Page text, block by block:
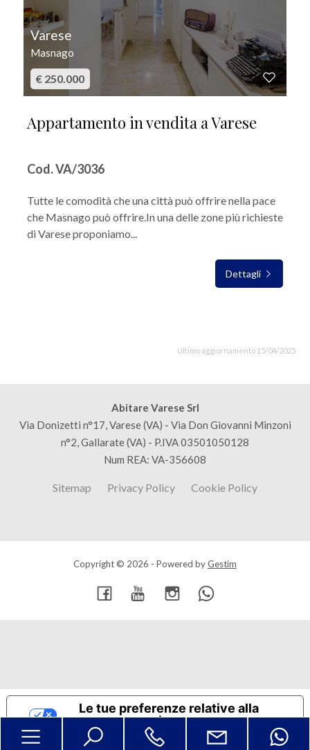
Varese
Masnago
€ 250.000
Appartamento in vendita a Varese
Cod. VA/3036
Tutte le comodità che una città può offrire nella pace
che Masnago può offrire.In una delle zone più richieste
di Varese proponiamo...
Dettagli
Ultimo aggiornamento 15/04/2025
Abitare Varese Srl
Via Donizetti n°17, Varese (VA) - Via Don Giovanni Minzoni
n°2, Gallarate (VA) - P.IVA 03501050128
Num REA: VA-356608
Sitemap Privacy Policy Cookie Policy
Copyright © 2026 - Powered byGestim
Informativa sulla raccolta
Le tue preferenze relative alla
privacy